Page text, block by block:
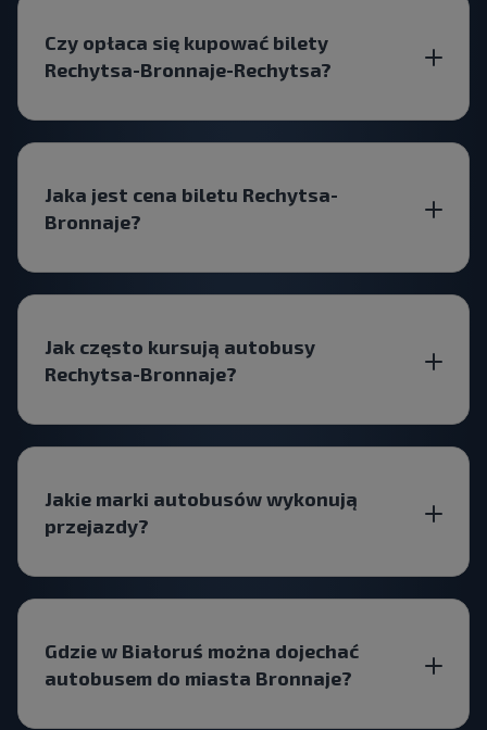
Czy opłaca się kupować bilety
Rechytsa-Bronnaje-Rechytsa?
Jaka jest cena biletu Rechytsa-
Bronnaje?
Jak często kursują autobusy
Rechytsa-Bronnaje?
Jakie marki autobusów wykonują
przejazdy?
Gdzie w Białoruś można dojechać
autobusem do miasta Bronnaje?